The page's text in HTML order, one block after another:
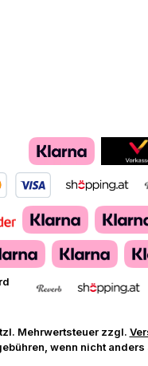
Mehrwertsteuer zzgl.
wenn nicht anders